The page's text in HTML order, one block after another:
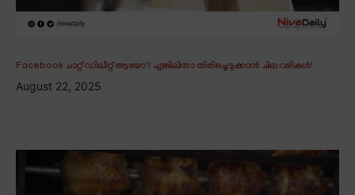
Facebook ചാറ്റ് ഡിലീറ്റ് ആയോ? എങ്കിലിതാ തിരിച്ചെടുക്കാൻ ചില വഴികൾ!
August 22, 2025